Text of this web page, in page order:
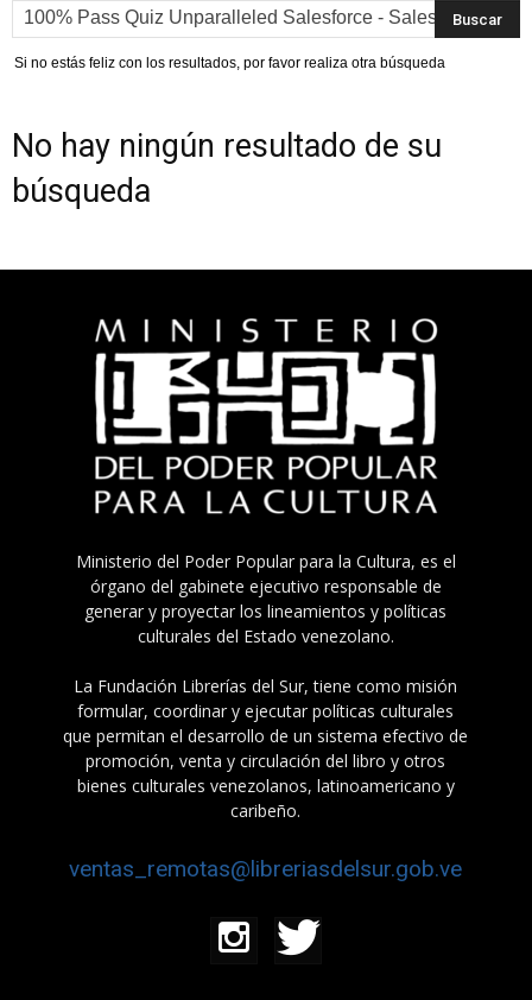
Si no estás feliz con los resultados, por favor realiza otra búsqueda
No hay ningún resultado de su
búsqueda
Ministerio del Poder Popular para la Cultura, es el
órgano del gabinete ejecutivo responsable de
generar y proyectar los lineamientos y políticas
culturales del Estado venezolano.
La Fundación Librerías del Sur, tiene como misión
formular, coordinar y ejecutar políticas culturales
que permitan el desarrollo de un sistema efectivo de
promoción, venta y circulación del libro y otros
bienes culturales venezolanos, latinoamericano y
caribeño.
ventas_remotas@libreriasdelsur.gob.ve